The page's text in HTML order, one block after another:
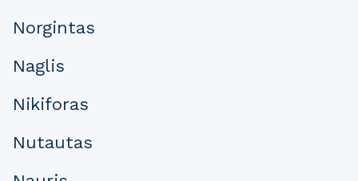
Norgintas
Naglis
Nikiforas
Nutautas